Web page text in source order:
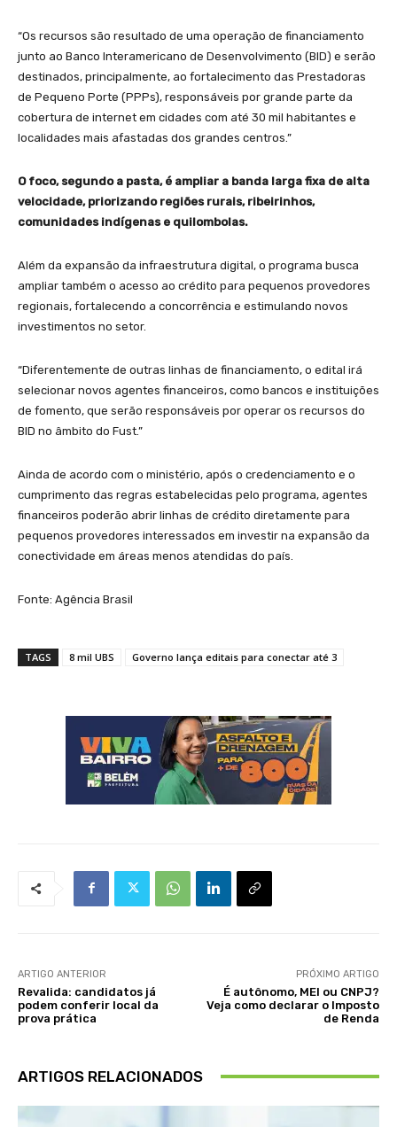
“Os recursos são resultado de uma operação de financiamento
junto ao Banco Interamericano de Desenvolvimento (BID) e serão
destinados, principalmente, ao fortalecimento das Prestadoras
de Pequeno Porte (PPPs), responsáveis por grande parte da
cobertura de internet em cidades com até 30 mil habitantes e
localidades mais afastadas dos grandes centros.”
O foco, segundo a pasta, é ampliar a banda larga fixa de alta
velocidade, priorizando regiões rurais, ribeirinhos,
comunidades indígenas e quilombolas.
Além da expansão da infraestrutura digital, o programa busca
ampliar também o acesso ao crédito para pequenos provedores
regionais, fortalecendo a concorrência e estimulando novos
investimentos no setor.
“Diferentemente de outras linhas de financiamento, o edital irá
selecionar novos agentes financeiros, como bancos e instituições
de fomento, que serão responsáveis por operar os recursos do
BID no âmbito do Fust.”
Ainda de acordo com o ministério, após o credenciamento e o
cumprimento das regras estabelecidas pelo programa, agentes
financeiros poderão abrir linhas de crédito diretamente para
pequenos provedores interessados em investir na expansão da
conectividade em áreas menos atendidas do país.
Fonte: Agência Brasil
TAGS 8 mil UBS Governo lança editais para conectar até 3
ARTIGO ANTERIOR
Revalida: candidatos já
podem conferir local da
prova prática
PRÓXIMO ARTIGO
É autônomo, MEI ou CNPJ?
Veja como declarar o Imposto
de Renda
ARTIGOS RELACIONADOS